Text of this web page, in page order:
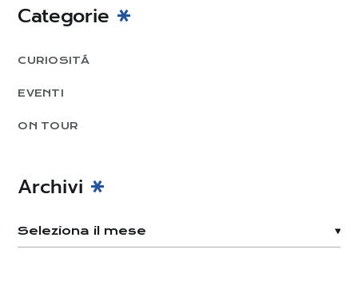
Categorie
CURIOSITÁ
EVENTI
ON TOUR
Archivi